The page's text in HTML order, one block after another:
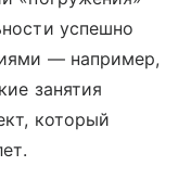
успешно
— например,
занятия
который